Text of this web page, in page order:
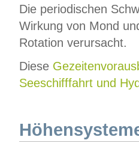
Die periodischen
Wirkung von Mond
Rotation verursacht.
Diese
Seeschifffahrt und